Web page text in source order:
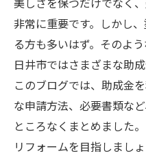
非常に重要です。しかし
る方も多いはず。そのよ
日井市ではさまざまな助
このブログでは、助成金
な申請方法、必要書類な
ところなくまとめました
リフォームを目指しまし